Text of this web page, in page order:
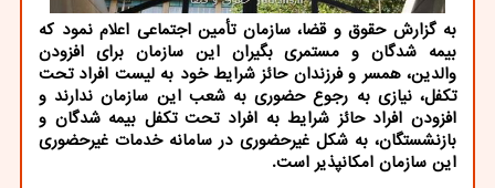
به گزارش حقوق و قضا، سازمان تأمین اجتماعی اعلام نمود که
بیمه شدگان و مستمری بگیران این سازمان برای افزودن
والدین، همسر و فرزندان حائز شرایط خود به لیست افراد تحت
تکفل، نیازی به رجوع حضوری به شعب این سازمان ندارند و
افزودن افراد حائز شرایط به افراد تحت تکفل بیمه شدگان و
بازنشستگان، به شکل غیرحضوری در سامانه خدمات غیرحضوری
این سازمان امکانپذیر است.